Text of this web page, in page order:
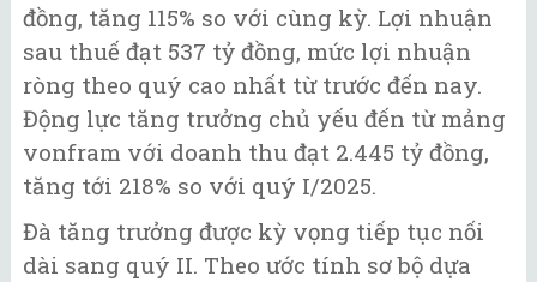
đồng, tăng 115% so với cùng kỳ. Lợi nhuận
sau thuế đạt 537 tỷ đồng, mức lợi nhuận
ròng theo quý cao nhất từ trước đến nay.
Động lực tăng trưởng chủ yếu đến từ mảng
vonfram với doanh thu đạt 2.445 tỷ đồng,
tăng tới 218% so với quý I/2025.
Đà tăng trưởng được kỳ vọng tiếp tục nối
dài sang quý II. Theo ước tính sơ bộ dựa